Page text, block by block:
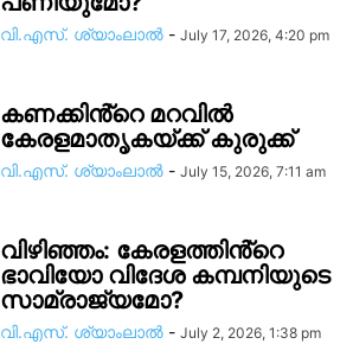
വി.എസ്. ശ്യാംലാൽ - July 17, 2026, 4:20 pm
കണക്കിൻ്റെ മറവിൽ
കേരളമാതൃകയ്ക്ക് കുരുക്ക്
വി.എസ്. ശ്യാംലാൽ - July 15, 2026, 7:11 am
വിഴിഞ്ഞം: കേരളത്തിൻ്റെ
ഭാവിയോ വിദേശ കമ്പനിയുടെ
സാമ്രാജ്യമോ?
വി.എസ്. ശ്യാംലാൽ - July 2, 2026, 1:38 pm